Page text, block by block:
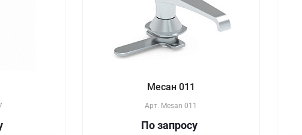
Месан 011
Арт. Mesan 011
По запросу